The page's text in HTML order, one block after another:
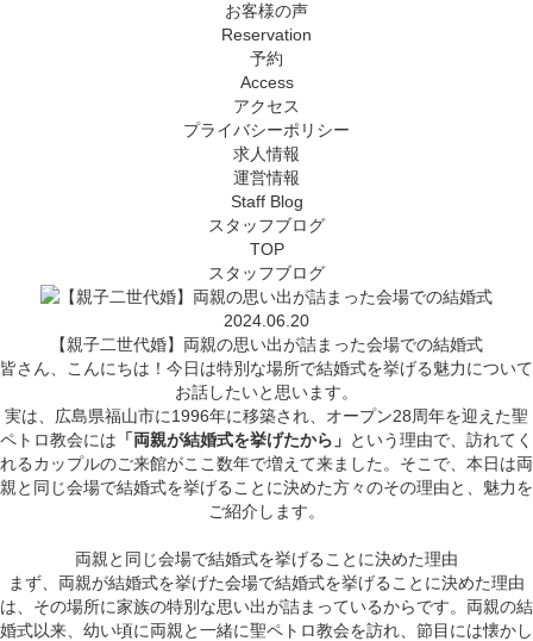
お客様の声
Reservation
予約
Access
アクセス
プライバシーポリシー
求人情報
運営情報
Staff Blog
スタッフブログ
TOP
スタッフブログ
2024.06.20
【親子二世代婚】両親の思い出が詰まった会場での結婚式
皆さん、こんにちは！今日は特別な場所で結婚式を挙げる魅力について
お話したいと思います。
実は、広島県福山市に1996年に移築され、オープン28周年を迎えた聖
ペトロ教会には 「両親が結婚式を挙げたから」 という理由で、訪れてく
れるカップルのご来館がここ数年で増えて来ました。そこで、本日は両
親と同じ会場で結婚式を挙げることに決めた方々のその理由と、魅力を
ご紹介します。
両親と同じ会場で結婚式を挙げることに決めた理由
まず、両親が結婚式を挙げた会場で結婚式を挙げることに決めた理由
は、その場所に家族の特別な思い出が詰まっているからです。両親の結
婚式以来、幼い頃に両親と一緒に聖ペトロ教会を訪れ、節目には懐かし